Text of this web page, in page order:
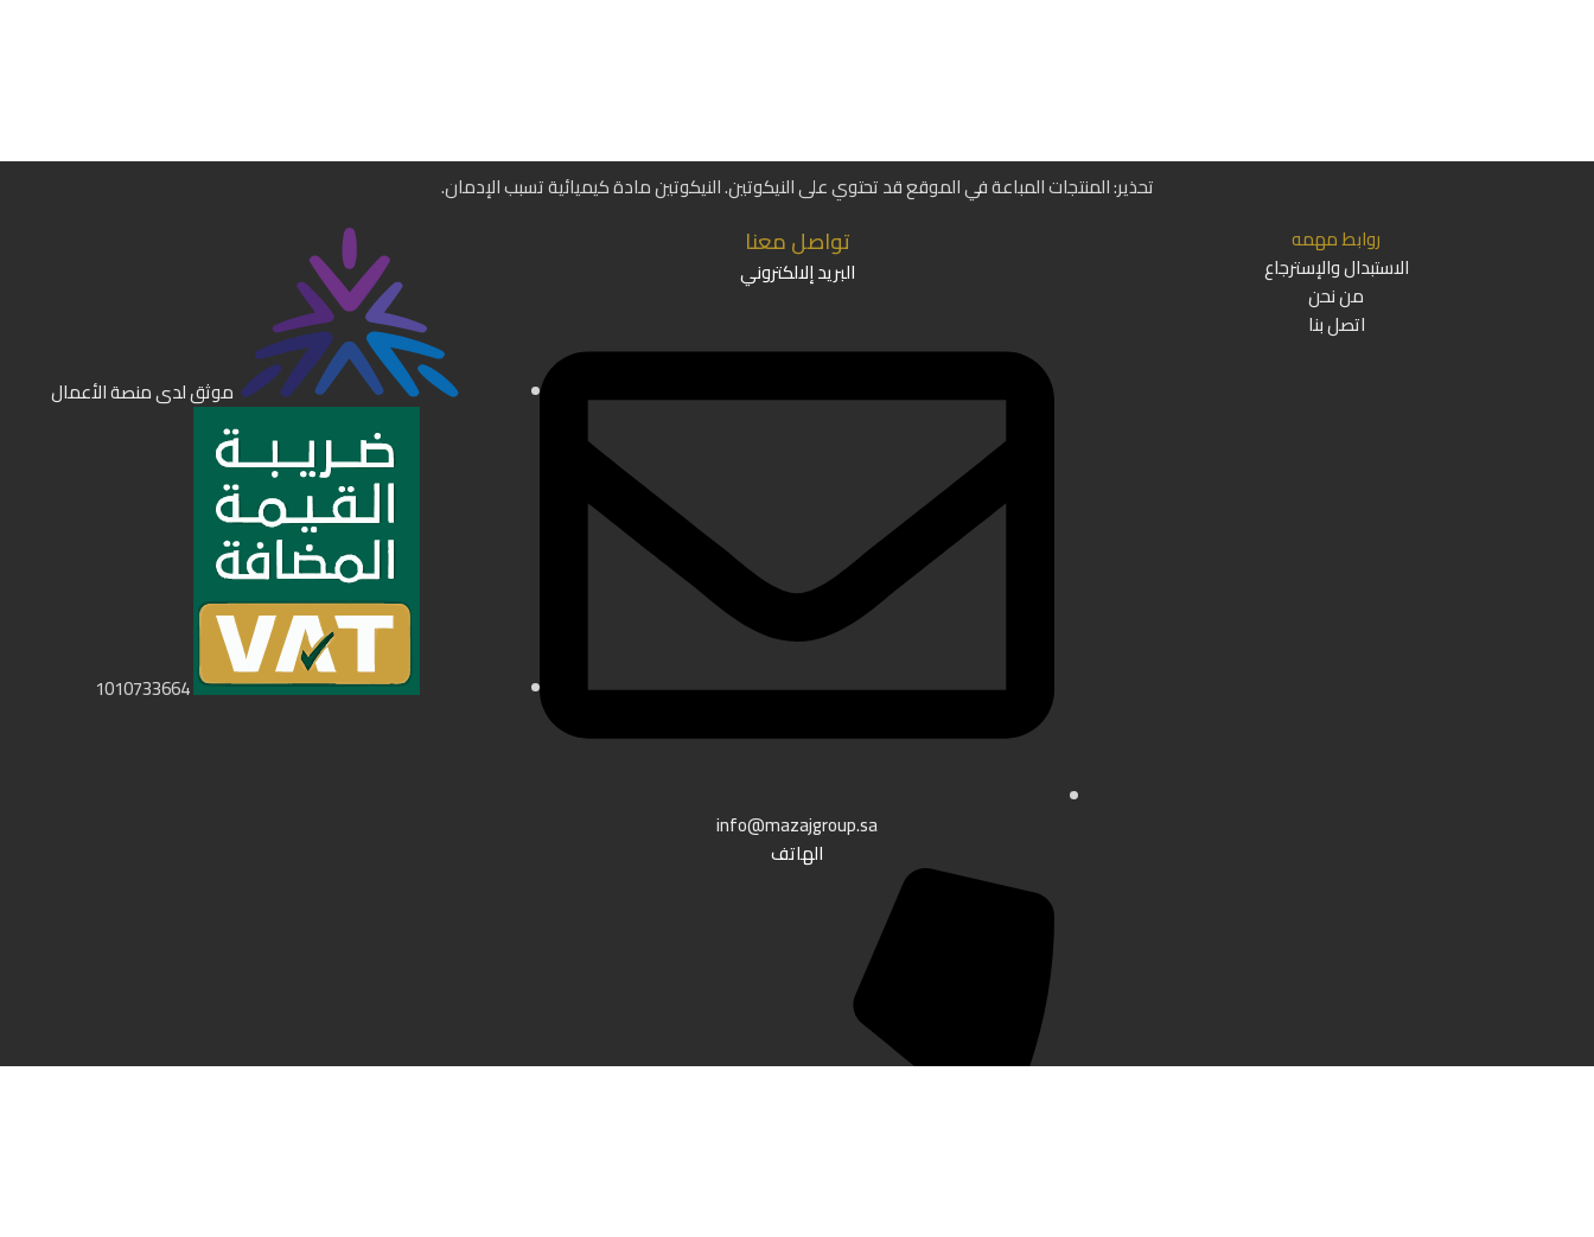
تحذير: المنتجات المباعة في الموقع قد تحتوي على النيكوتين. النيكوتين مادة كيميائية تسبب الإدمان.
روابط مهمه
الاستبدال والإسترجاع
من نحن
اتصل بنا
تواصل معنا
البريد إلالكتروني
info@mazajgroup.sa
الهاتف
موثق لدى منصة الأعمال
1010733664